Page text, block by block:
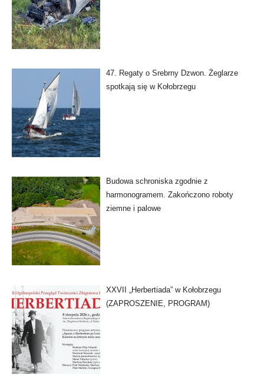
47. Regaty o Srebrny Dzwon. Żeglarze
spotkają się w Kołobrzegu
Budowa schroniska zgodnie z
harmonogramem. Zakończono roboty
ziemne i palowe
XXVII „Herbertiada” w Kołobrzegu
(ZAPROSZENIE, PROGRAM)